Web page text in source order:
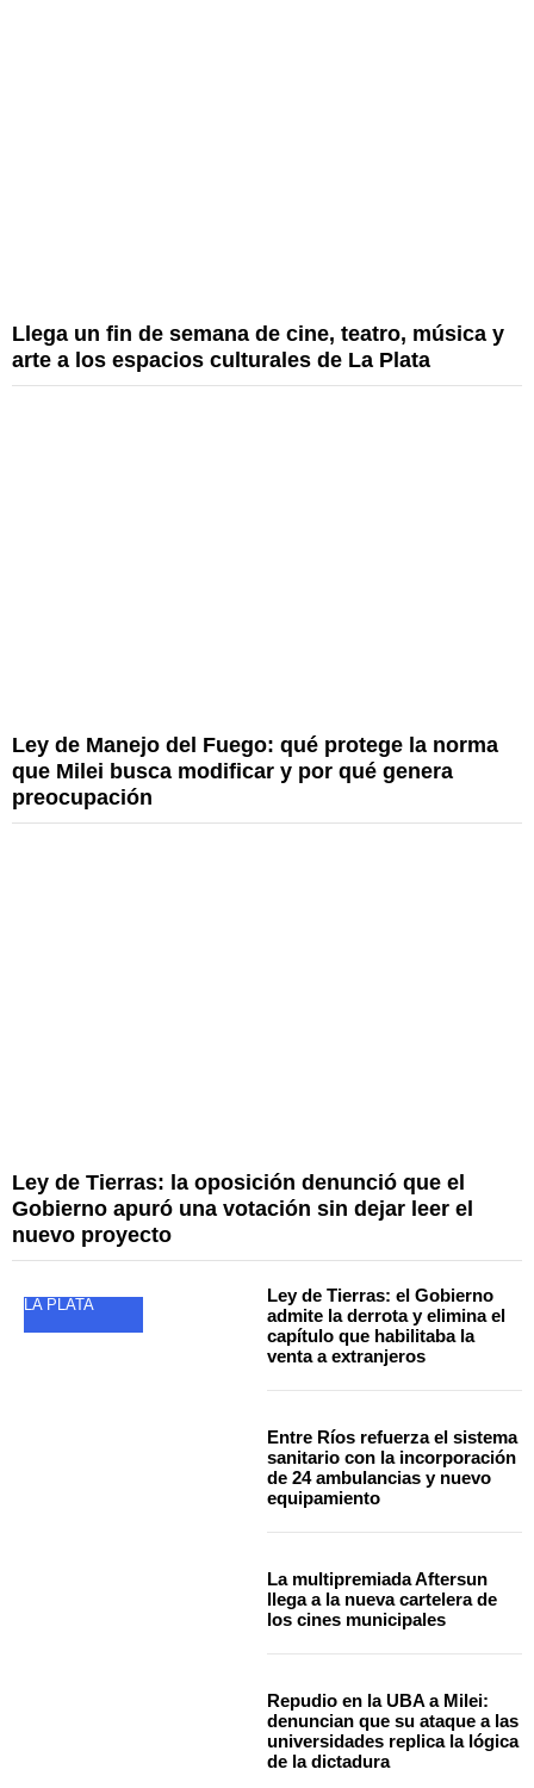
Llega un fin de semana de cine, teatro, música y
arte a los espacios culturales de La Plata
Ley de Manejo del Fuego: qué protege la norma
que Milei busca modificar y por qué genera
preocupación
Ley de Tierras: la oposición denunció que el
Gobierno apuró una votación sin dejar leer el
nuevo proyecto
LA PLATA
Ley de Tierras: el Gobierno
admite la derrota y elimina el
capítulo que habilitaba la
venta a extranjeros
Entre Ríos refuerza el sistema
sanitario con la incorporación
de 24 ambulancias y nuevo
equipamiento
La multipremiada Aftersun
llega a la nueva cartelera de
los cines municipales
Repudio en la UBA a Milei:
denuncian que su ataque a las
universidades replica la lógica
de la dictadura